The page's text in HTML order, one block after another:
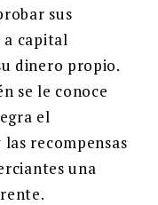
sus
a capital
dinero propio.
se le conoce
el
recompensas
una